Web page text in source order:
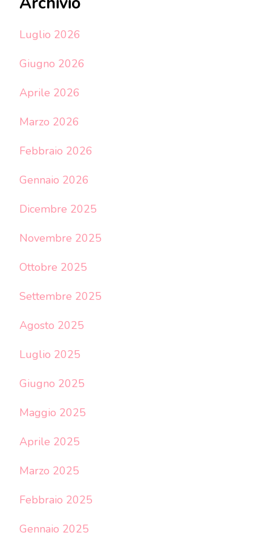
Luglio 2026
Giugno 2026
Aprile 2026
Marzo 2026
Febbraio 2026
Gennaio 2026
Dicembre 2025
Novembre 2025
Ottobre 2025
Settembre 2025
Agosto 2025
Luglio 2025
Giugno 2025
Maggio 2025
Aprile 2025
Marzo 2025
Febbraio 2025
Gennaio 2025